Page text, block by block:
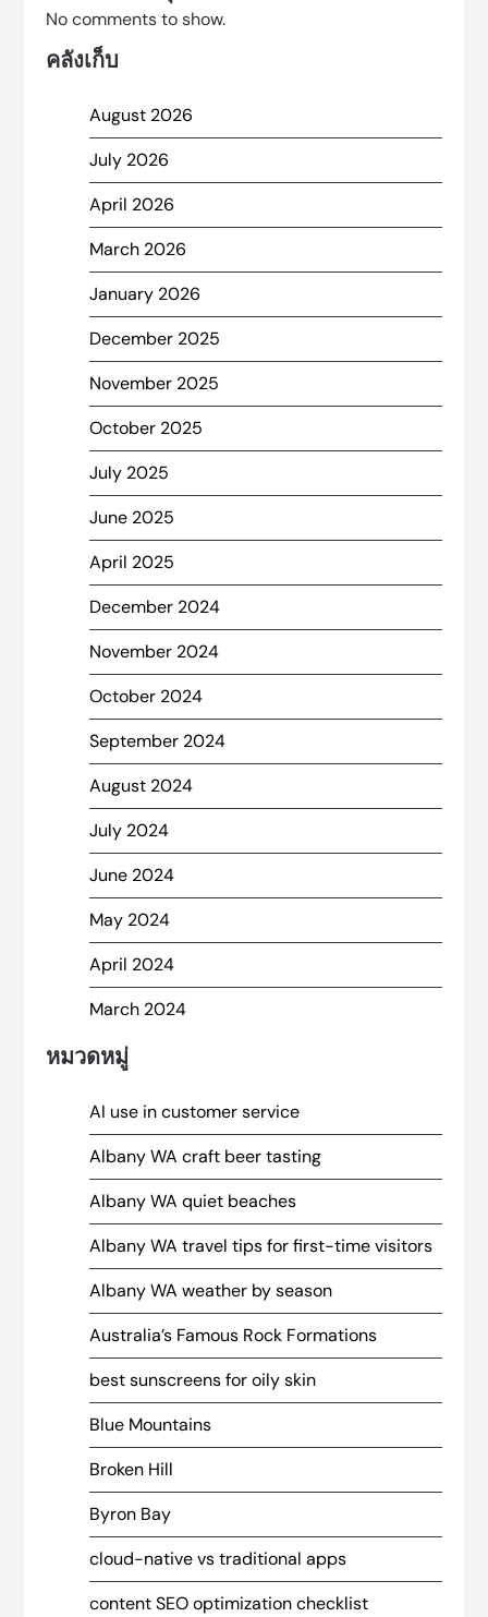
No comments to show.
คลังเก็บ
August 2026
July 2026
April 2026
March 2026
January 2026
December 2025
November 2025
October 2025
July 2025
June 2025
April 2025
December 2024
November 2024
October 2024
September 2024
August 2024
July 2024
June 2024
May 2024
April 2024
March 2024
หมวดหมู่
AI use in customer service
Albany WA craft beer tasting
Albany WA quiet beaches
Albany WA travel tips for first-time visitors
Albany WA weather by season
Australia’s Famous Rock Formations
best sunscreens for oily skin
Blue Mountains
Broken Hill
Byron Bay
cloud-native vs traditional apps
content SEO optimization checklist